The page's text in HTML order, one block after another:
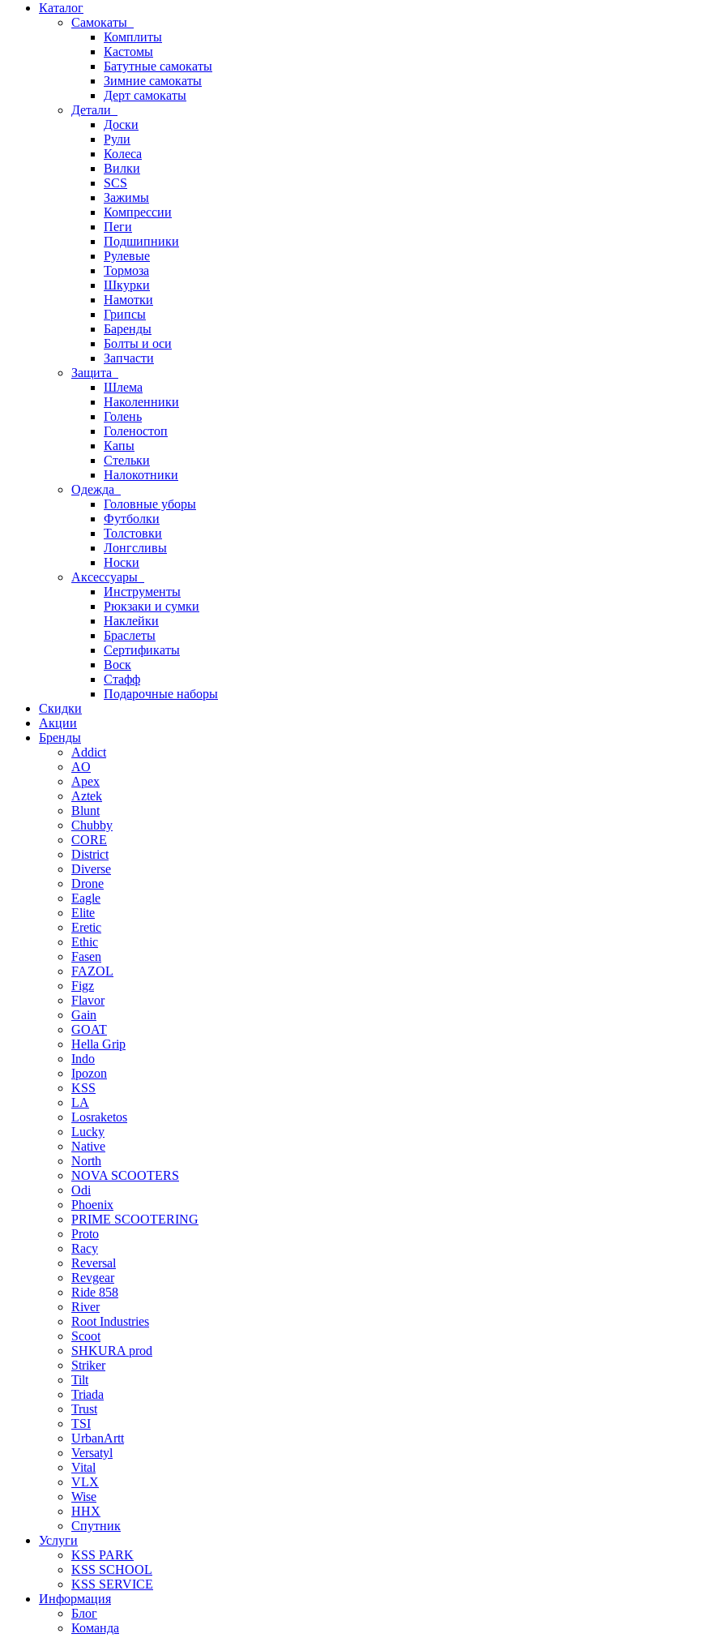
Каталог
Самокаты
Комплиты
Кастомы
Батутные самокаты
Зимние самокаты
Дерт самокаты
Детали
Доски
Рули
Колеса
Вилки
SCS
Зажимы
Компрессии
Пеги
Подшипники
Рулевые
Тормоза
Шкурки
Намотки
Грипсы
Баренды
Болты и оси
Запчасти
Защита
Шлема
Наколенники
Голень
Голеностоп
Капы
Стельки
Налокотники
Одежда
Головные уборы
Футболки
Толстовки
Лонгсливы
Носки
Аксессуары
Инструменты
Рюкзаки и сумки
Наклейки
Браслеты
Сертификаты
Воск
Стафф
Подарочные наборы
Скидки
Акции
Бренды
Addict
AO
Apex
Aztek
Blunt
Chubby
CORE
District
Diverse
Drone
Eagle
Elite
Eretic
Ethic
Fasen
FAZOL
Figz
Flavor
Gain
GOAT
Hella Grip
Indo
Ipozon
KSS
LA
Losraketos
Lucky
Native
North
NOVA SCOOTERS
Odi
Phoenix
PRIME SCOOTERING
Proto
Racy
Reversal
Revgear
Ride 858
River
Root Industries
Scoot
SHKURA рrоd
Striker
Tilt
Triada
Trust
TSI
UrbanArtt
Versatyl
Vital
VLX
Wise
ННХ
Спутник
Услуги
KSS PARK
KSS SCHOOL
KSS SERVICE
Информация
Блог
Команда